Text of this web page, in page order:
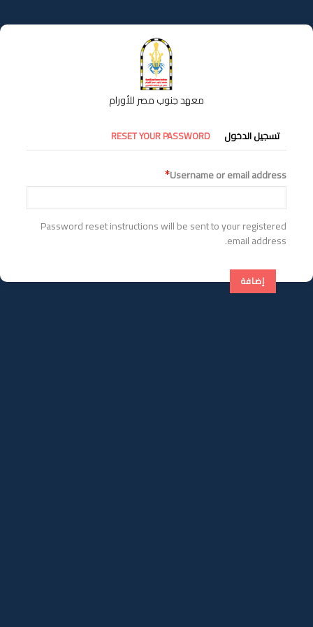
إلى
المحتوى
معهد جنوب مصر للأورام
التبويبات
الأساسية
تسجيل الدخول RESET YOUR PASSWORD
Username or email address
Password reset instructions will be sent to your registered
email address.